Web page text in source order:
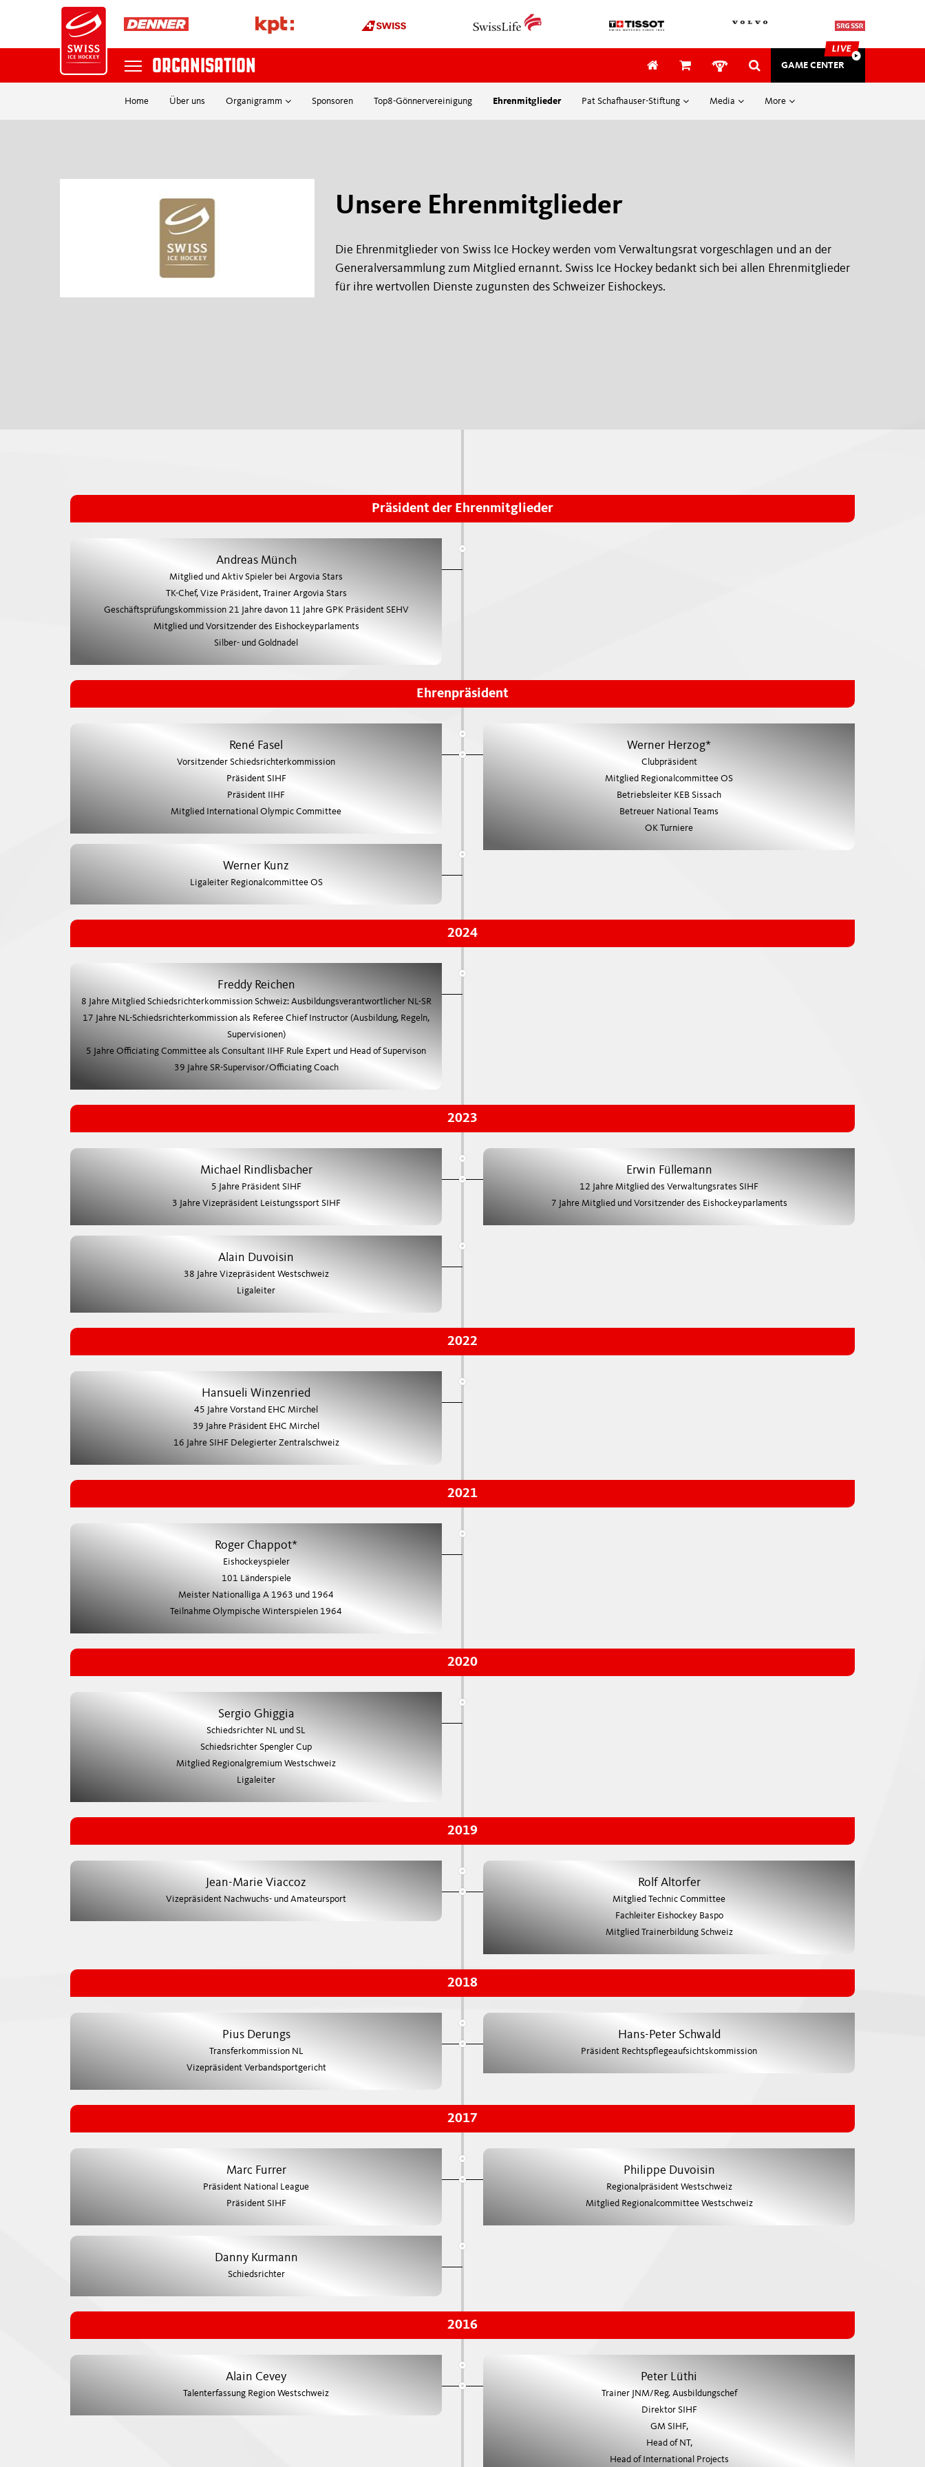
SKY SWISS LEAGUE
MYHOCKEY LEAGUE
POSTFINANCE WOMEN'S LEAGUE
mehr
EDUCATION
Swissmadehockey
Unsere Labels
Top8-Gönnervereinigung
Pat Schafhauser-Stiftung
Einstieg & SIHF-Girlsteams U12
Gutschein
Swiss Ice Hockey Federation
ORGANISATION GAME CENTER
LIVE
Home Über uns Organigramm Sponsoren Top8-Gönnervereinigung Ehrenmitglieder Pat Schafhauser-Stiftung Media More
Unsere Ehrenmitglieder
Die Ehrenmitglieder von Swiss Ice Hockey werden vom Verwaltungsrat vorgeschlagen und an der
Generalversammlung zum Mitglied ernannt. Swiss Ice Hockey bedankt sich bei allen Ehrenmitglieder
für ihre wertvollen Dienste zugunsten des Schweizer Eishockeys.
Präsident der Ehrenmitglieder
Andreas Münch
Mitglied und Aktiv Spieler bei Argovia Stars
TK-Chef, Vize Präsident, Trainer Argovia Stars
Geschäftsprüfungskommission 21 Jahre davon 11 Jahre GPK Präsident SEHV
Mitglied und Vorsitzender des Eishockeyparlaments
Silber- und Goldnadel
Ehrenpräsident
René Fasel
Vorsitzender Schiedsrichterkommission
Präsident SIHF
Präsident IIHF
Mitglied International Olympic Committee
Werner Herzog*
Clubpräsident
Mitglied Regionalcommittee OS
Betriebsleiter KEB Sissach
Betreuer National Teams
OK Turniere
Werner Kunz
Ligaleiter Regionalcommittee OS
2024
Freddy Reichen
8 Jahre Mitglied Schiedsrichterkommission Schweiz: Ausbildungsverantwortlicher NL-SR
17 Jahre NL-Schiedsrichterkommission als Referee Chief Instructor (Ausbildung, Regeln,
Supervisionen)
5 Jahre Officiating Committee als Consultant IIHF Rule Expert und Head of Supervison
39 Jahre SR-Supervisor/Officiating Coach
2023
Michael Rindlisbacher
5 Jahre Präsident SIHF
3 Jahre Vizepräsident Leistungssport SIHF
Erwin Füllemann
12 Jahre Mitglied des Verwaltungsrates SIHF
7 Jahre Mitglied und Vorsitzender des Eishockeyparlaments
Alain Duvoisin
38 Jahre Vizepräsident Westschweiz
Ligaleiter
2022
Hansueli Winzenried
45 Jahre Vorstand EHC Mirchel
39 Jahre Präsident EHC Mirchel
16 Jahre SIHF Delegierter Zentralschweiz
2021
Roger Chappot*
Eishockeyspieler
101 Länderspiele
Meister Nationalliga A 1963 und 1964
Teilnahme Olympische Winterspielen 1964
2020
Sergio Ghiggia
Schiedsrichter NL und SL
Schiedsrichter Spengler Cup
Mitglied Regionalgremium Westschweiz
Ligaleiter
2019
Jean-Marie Viaccoz
Vizepräsident Nachwuchs- und Amateursport
Rolf Altorfer
Mitglied Technic Committee
Fachleiter Eishockey Baspo
Mitglied Trainerbildung Schweiz
2018
Pius Derungs
Transferkommission NL
Vizepräsident Verbandsportgericht
Hans-Peter Schwald
Präsident Rechtspflegeaufsichtskommission
2017
Marc Furrer
Präsident National League
Präsident SIHF
Philippe Duvoisin
Regionalpräsident Westschweiz
Mitglied Regionalcommittee Westschweiz
Danny Kurmann
Schiedsrichter
2016
Alain Cevey
Talenterfassung Region Westschweiz
Peter Lüthi
Trainer JNM/Reg. Ausbildungschef
Direktor SIHF
GM SIHF,
Head of NT,
Head of International Projects